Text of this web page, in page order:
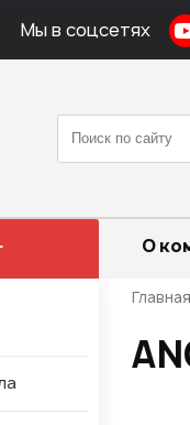
Мы в соцсетях
О
Главная